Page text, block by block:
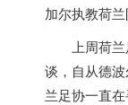
加尔执教荷兰
上周荷兰
谈，自从德
兰足协一直在